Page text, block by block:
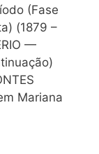
(Fase
(1879 –
—
Mariana